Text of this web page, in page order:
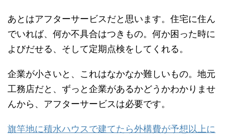
あとはアフターサービスだと思います。住宅に住ん
でいれば、何か不具合はつきもの。何か困った時に
よびだせる、そして定期点検をしてくれる。
企業が小さいと、これはなかなか難しいもの。地元
工務店だと、ずっと企業があるかどうかわかりませ
んから、アフターサービスは必要です。
旗竿地に積水ハウスで建てたら外構費が予想以上に